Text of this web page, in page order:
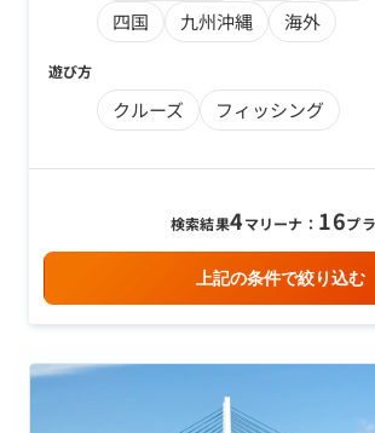
四国
九州沖縄 海外
遊び方
クルーズ フィッシング
検索結果4マリーナ： 16プ
上記の条件で絞り込む